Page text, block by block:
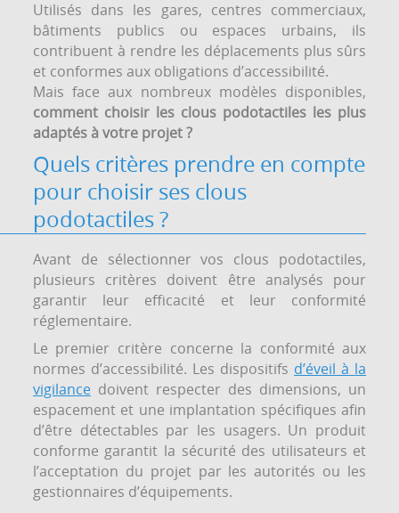
Utilisés dans les gares, centres commerciaux,
bâtiments publics ou espaces urbains, ils
contribuent à rendre les déplacements plus sûrs
et conformes aux obligations d’accessibilité.
Mais face aux nombreux modèles disponibles,
comment choisir les clous podotactiles les plus
adaptés à votre projet ?
Quels critères prendre en compte
pour choisir ses clous
podotactiles ?
Avant de sélectionner vos clous podotactiles,
plusieurs critères doivent être analysés pour
garantir leur efficacité et leur conformité
réglementaire.
Le premier critère concerne la conformité aux
normes d’accessibilité. Les dispositifs d’éveil à la
vigilancedoivent respecter des dimensions, un
espacement et une implantation spécifiques afin
d’être détectables par les usagers. Un produit
conforme garantit la sécurité des utilisateurs et
l’acceptation du projet par les autorités ou les
gestionnaires d’équipements.